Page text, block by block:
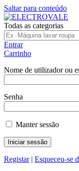
Saltar para conteúdo
Todas as categorias
Entrar
Carrinho
Nome de utilizador ou
Senha
Manter sessão
Registar| Esqueceu-se